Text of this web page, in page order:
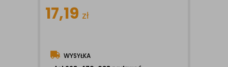
17,19 zł
WYSYŁKA